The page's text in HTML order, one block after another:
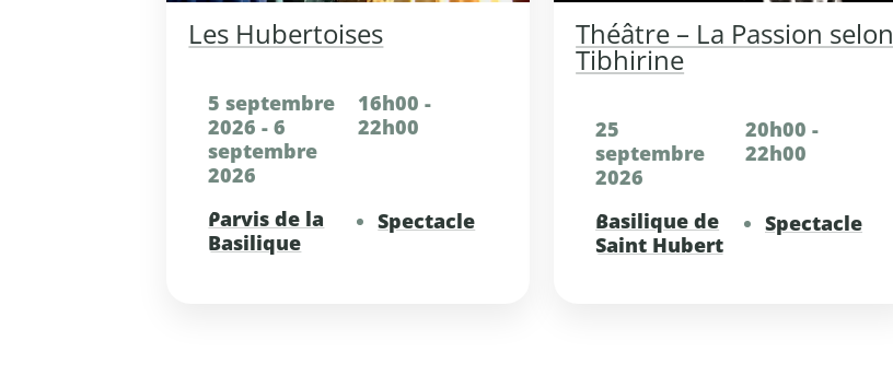
Les Hubertoises
5 septembre
2026 - 6
septembre
2026
16h00 -
22h00
Parvis de la
Basilique
Spectacle
Théâtre – La Passion selon
Tibhirine
25
septembre
2026
20h00 -
22h00
Basilique de
Saint Hubert
Spectacle